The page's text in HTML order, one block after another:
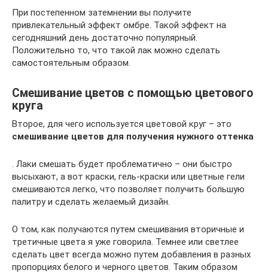
При постепенном затемнении вы получите
привлекательный эффект омбре. Такой эффект на
сегодняшний день достаточно популярный.
Положительно то, что такой лак можно сделать
самостоятельным образом.
Смешивание цветов с помощью цветового
круга
Второе, для чего используется цветовой круг – это
смешивание цветов для получения нужного оттенка
. Лаки смешать будет проблематично – они быстро
высыхают, а вот краски, гель-краски или цветные гели
смешиваются легко, что позволяет получить большую
палитру и сделать желаемый дизайн.
О том, как получаются путем смешивания вторичные и
третичные цвета я уже говорила. Темнее или светлее
сделать цвет всегда можно путем добавления в разных
пропорциях белого и черного цветов. Таким образом